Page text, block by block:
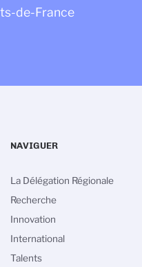
de-France
NAVIGUER
La Délégation Régionale
Recherche
Innovation
International
Talents